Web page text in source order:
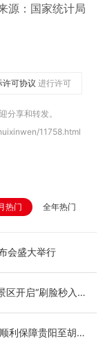
源：国家统计局
可协议 进行许可
分享和转发。
11758.html
热门 全年热门
会盛大举行
区开启“刷脸秒入
利保障贵阳至胡